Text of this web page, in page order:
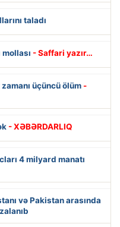
taladı
- Saffari yazır…
üçüncü ölüm -
- XƏBƏRDARLIQ
4 milyard manatı
və Pakistan arasında